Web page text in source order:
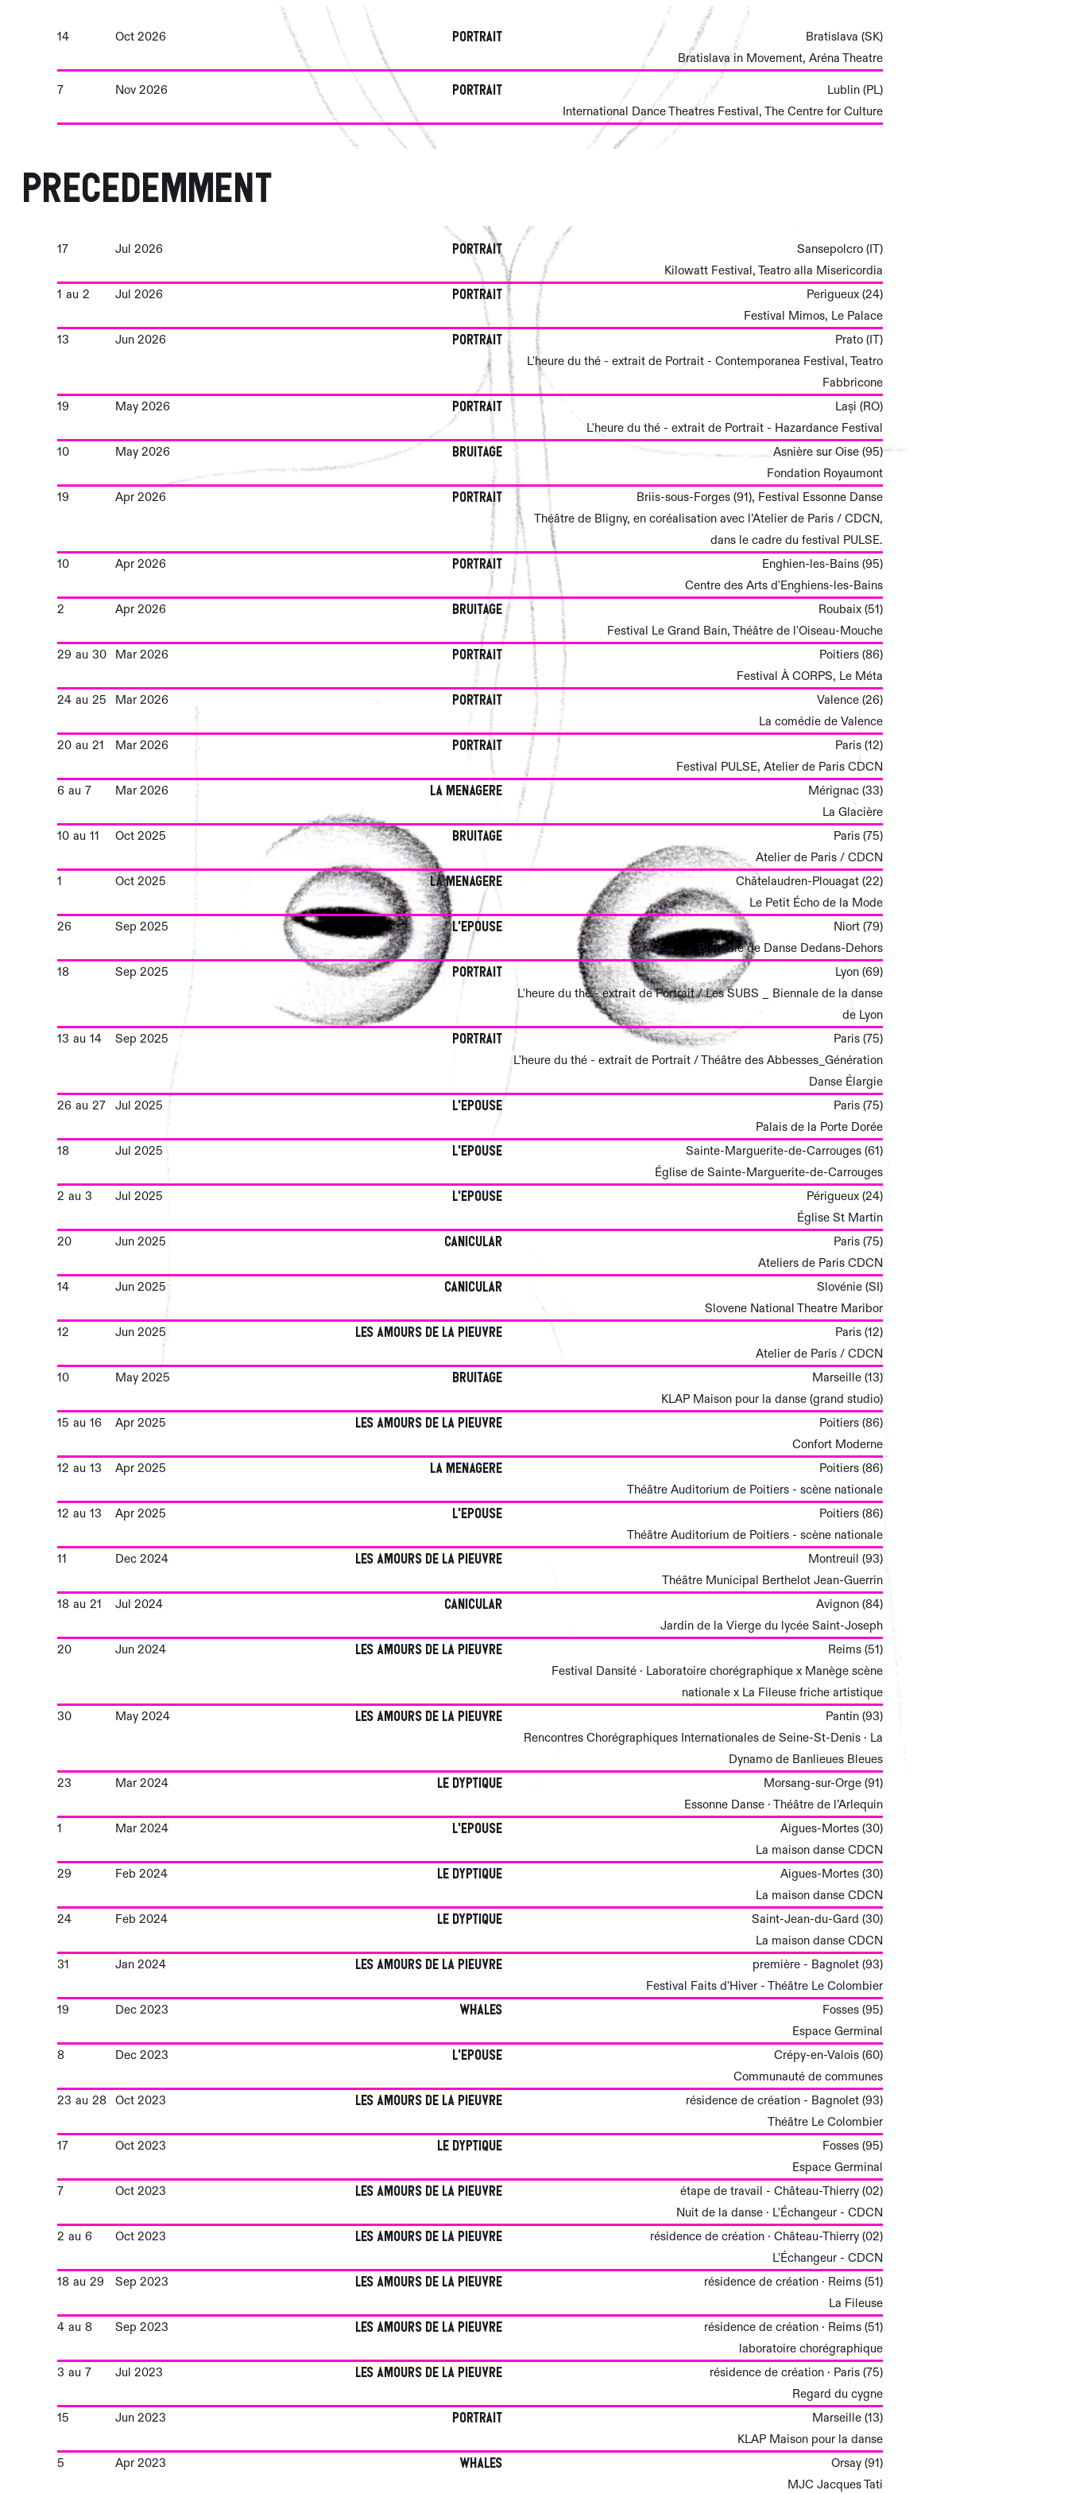
14 Oct 2026 Portrait
Bratislava (SK)
Bratislava in Movement, Aréna Theatre
7 Nov 2026 Portrait
Lublin (PL)
International Dance Theatres Festival, The Centre for Culture
Precedemment
17 Jul 2026 Portrait
Sansepolcro (IT)
Kilowatt Festival, Teatro alla Misericordia
1 au 2 Jul 2026 Portrait
Perigueux (24)
Festival Mimos, Le Palace
13
Jun 2026 Portrait
Prato (IT)
L'heure du thé - extrait de Portrait - Contemporanea Festival, Teatro
Fabbricone
19
May 2026 Portrait
Lași (RO)
L'heure du thé - extrait de Portrait - Hazardance Festival
10
May 2026 Bruitage
Asnière sur Oise (95)
Fondation Royaumont
19
Apr 2026 Portrait
Briis-sous-Forges (91), Festival Essonne Danse
Théâtre de Bligny, en coréalisation avec l’Atelier de Paris / CDCN,
dans le cadre du festival PULSE.
10
Apr 2026 Portrait
Enghien-les-Bains (95)
Centre des Arts d'Enghiens-les-Bains
2
Apr 2026 Bruitage
Roubaix (51)
Festival Le Grand Bain, Théâtre de l'Oiseau-Mouche
29 au 30 Mar 2026 Portrait
Poitiers (86)
Festival À CORPS, Le Méta
24 au 25 Mar 2026 Portrait
Valence (26)
La comédie de Valence
20 au 21 Mar 2026 Portrait
Paris (12)
Festival PULSE, Atelier de Paris CDCN
6 au 7 Mar 2026 La Menagere
Mérignac (33)
La Glacière
10 au 11 Oct 2025 Bruitage
Paris (75)
Atelier de Paris / CDCN
1
Oct 2025 La Menagere
Châtelaudren-Plouagat (22)
Le Petit Écho de la Mode
26
Sep 2025 L'epouse
Niort (79)
Biennale de Danse Dedans-Dehors
18
Sep 2025 Portrait
Lyon (69)
L'heure du thé - extrait de Portrait / Les SUBS _ Biennale de la danse
de Lyon
13 au 14 Sep 2025 Portrait
Paris (75)
L'heure du thé - extrait de Portrait / Théâtre des Abbesses_Génération
Danse Élargie
26 au 27 Jul 2025 L'epouse
Paris (75)
Palais de la Porte Dorée
18
Jul 2025 L'epouse
Sainte-Marguerite-de-Carrouges (61)
Église de Sainte-Marguerite-de-Carrouges
2 au 3 Jul 2025 L'epouse
Périgueux (24)
Église St Martin
20
Jun 2025 canicular
Paris (75)
Ateliers de Paris CDCN
14
Jun 2025 canicular
Slovénie (SI)
Slovene National Theatre Maribor
12
Jun 2025 Les amours de la pieuvre
Paris (12)
Atelier de Paris / CDCN
10
May 2025 Bruitage
Marseille (13)
KLAP Maison pour la danse (grand studio)
15 au 16 Apr 2025 Les amours de la pieuvre
Poitiers (86)
Confort Moderne
12 au 13 Apr 2025 La Menagere
Poitiers (86)
Théâtre Auditorium de Poitiers - scène nationale
12 au 13 Apr 2025 L'epouse
Poitiers (86)
Théâtre Auditorium de Poitiers - scène nationale
11
Dec 2024 Les amours de la pieuvre
Montreuil (93)
Théâtre Municipal Berthelot Jean-Guerrin
18 au 21 Jul 2024 canicular
Avignon (84)
Jardin de la Vierge du lycée Saint-Joseph
20
Jun 2024 Les amours de la pieuvre
Reims (51)
Festival Dansité · Laboratoire chorégraphique x Manège scène
nationale x La Fileuse friche artistique
30
May 2024 Les amours de la pieuvre
Pantin (93)
Rencontres Chorégraphiques Internationales de Seine-St-Denis · La
Dynamo de Banlieues Bleues
23
Mar 2024 Le Dyptique
Morsang-sur-Orge (91)
Essonne Danse · Théâtre de l’Arlequin
1
Mar 2024 L'epouse
Aigues-Mortes (30)
La maison danse CDCN
29
Feb 2024 Le Dyptique
Aigues-Mortes (30)
La maison danse CDCN
24
Feb 2024 Le Dyptique
Saint-Jean-du-Gard (30)
La maison danse CDCN
31
Jan 2024 Les amours de la pieuvre
première - Bagnolet (93)
Festival Faits d'Hiver - Théâtre Le Colombier
19
Dec 2023 Whales
Fosses (95)
Espace Germinal
8
Dec 2023 L'epouse
Crépy-en-Valois (60)
Communauté de communes
23 au 28 Oct 2023 Les amours de la pieuvre
résidence de création - Bagnolet (93)
Théâtre Le Colombier
17
Oct 2023 Le Dyptique
Fosses (95)
Espace Germinal
7
Oct 2023 Les amours de la pieuvre
étape de travail - Château-Thierry (02)
Nuit de la danse · L'Échangeur - CDCN
2 au 6 Oct 2023 Les amours de la pieuvre
résidence de création · Château-Thierry (02)
L'Échangeur - CDCN
18 au 29 Sep 2023 Les amours de la pieuvre
résidence de création · Reims (51)
La Fileuse
4 au 8 Sep 2023 Les amours de la pieuvre
résidence de création · Reims (51)
laboratoire chorégraphique
3 au 7 Jul 2023 Les amours de la pieuvre
résidence de création · Paris (75)
Regard du cygne
15
Jun 2023 Portrait
Marseille (13)
KLAP Maison pour la danse
5
Apr 2023 Whales
Orsay (91)
MJC Jacques Tati